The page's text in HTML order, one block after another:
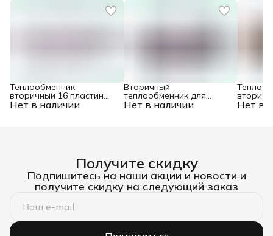
Нет в наличии
Теплообменник
вторичный 16 пластин
для котлов Protherm Нет в наличии
Вторичный
теплообменник для
котлов Vaillant Нет в
Получите скидку
Подпишитесь на наши акции и новости и
получите скидку на следующий заказ